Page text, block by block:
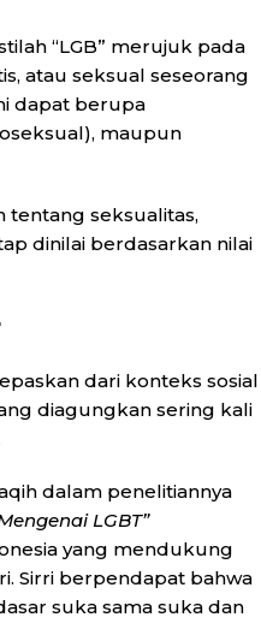
“LGB” merujuk pada
atau seksual seseorang
dapat berupa
maupun
tentang seksualitas,
dinilai berdasarkan nilai
dari konteks sosial
diagungkan sering kali
dalam penelitiannya
LGBT”
yang mendukung
Sirri berpendapat bahwa
suka sama suka dan